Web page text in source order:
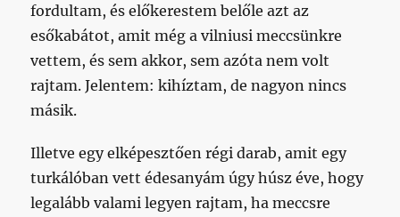
fordultam, és előkerestem belőle azt az
esőkabátot, amit még a vilniusi meccsünkre
vettem, és sem akkor, sem azóta nem volt
rajtam. Jelentem: kihíztam, de nagyon nincs
másik.
Illetve egy elképesztően régi darab, amit egy
turkálóban vett édesanyám úgy húsz éve, hogy
legalább valami legyen rajtam, ha meccsre